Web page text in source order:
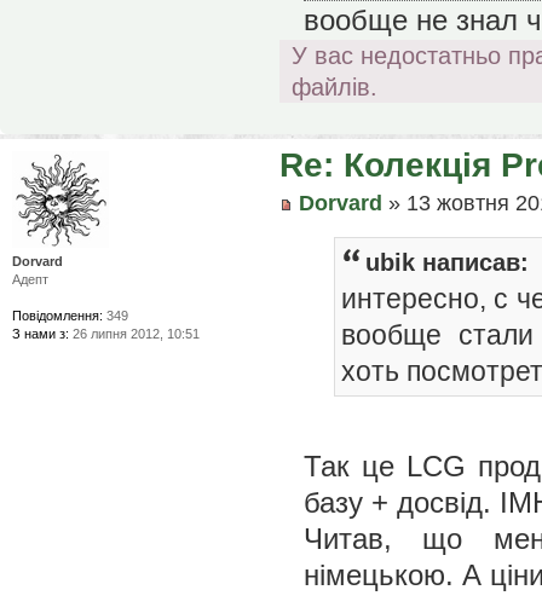
вообще не знал
У вас недостатньо
файлів.
Re: Колекція
Dorvard » 13 жовтня
ubik написав:
интересно, с
вообще
хоть
Так це LCG
базу + досвід.
Читав, що
німецькою. А
Dorvard
Адепт
Повідомлення: 349
З нами з: 26 липня 2012, 10:51